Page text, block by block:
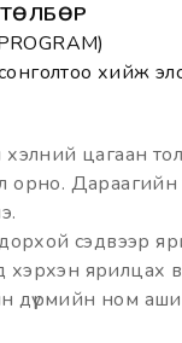
хийж
цагаан
орно. Дараагийн
сэдвээр
ярилцах
дүрмийн ном